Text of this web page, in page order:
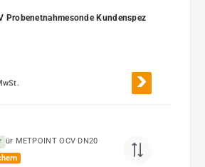
Probenetnahmesonde Kundenspez